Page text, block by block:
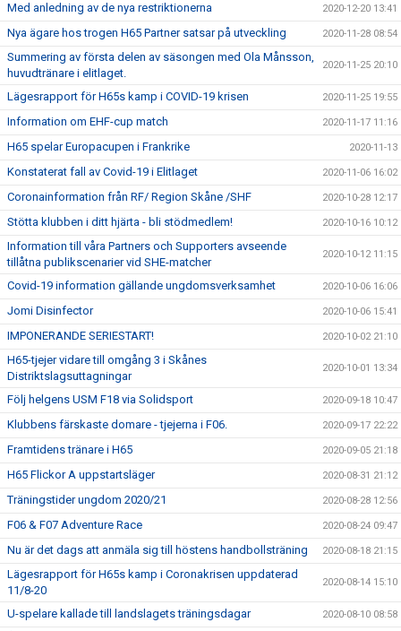
Med anledning av de nya restriktionerna 2020-12-20 13:41
Nya ägare hos trogen H65 Partner satsar på utveckling 2020-11-28 08:54
Summering av första delen av säsongen med Ola Månsson,
huvudtränare i elitlaget.
2020-11-25 20:10
Lägesrapport för H65s kamp i COVID-19 krisen 2020-11-25 19:55
Information om EHF-cup match 2020-11-17 11:16
H65 spelar Europacupen i Frankrike 2020-11-13
Konstaterat fall av Covid-19 i Elitlaget 2020-11-06 16:02
Coronainformation från RF/ Region Skåne /SHF 2020-10-28 12:17
Stötta klubben i ditt hjärta - bli stödmedlem! 2020-10-16 10:12
Information till våra Partners och Supporters avseende
tillåtna publikscenarier vid SHE-matcher
2020-10-12 11:15
Covid-19 information gällande ungdomsverksamhet 2020-10-06 16:06
Jomi Disinfector 2020-10-06 15:41
IMPONERANDE SERIESTART! 2020-10-02 21:10
H65-tjejer vidare till omgång 3 i Skånes
Distriktslagsuttagningar
2020-10-01 13:34
Följ helgens USM F18 via Solidsport 2020-09-18 10:47
Klubbens färskaste domare - tjejerna i F06. 2020-09-17 22:22
Framtidens tränare i H65 2020-09-05 21:18
H65 Flickor A uppstartsläger 2020-08-31 21:12
Träningstider ungdom 2020/21 2020-08-28 12:56
F06 & F07 Adventure Race 2020-08-24 09:47
Nu är det dags att anmäla sig till höstens handbollsträning 2020-08-18 21:15
Lägesrapport för H65s kamp i Coronakrisen uppdaterad
11/8-20
2020-08-14 15:10
U-spelare kallade till landslagets träningsdagar 2020-08-10 08:58